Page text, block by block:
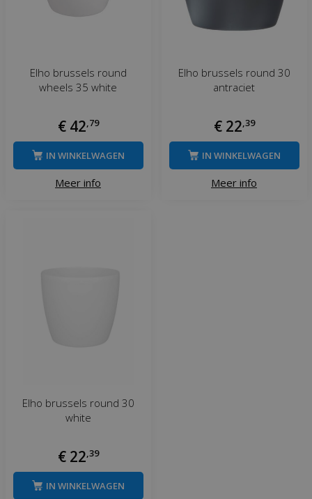
Elho brussels round
wheels 35 white
€ 42 79
Meer info
IN WINKELWAGEN
Elho brussels round 30
antraciet
€ 22 39
Meer info
IN WINKELWAGEN
Elho brussels round 30
white
€ 22 39
IN WINKELWAGEN